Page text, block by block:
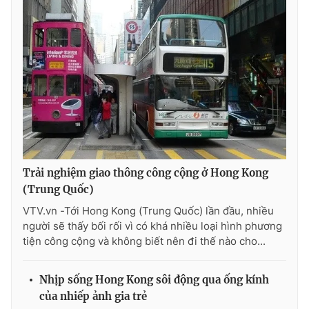
THỜI BÁO VTV
Theo dõi báo trên
Cơ quan chủ quản:Đài Truyền hình Việt Nam
Cơ quan báo chí:Thời báo VTV
Giấy phép hoạt động báo in và báo điện tử số 483/GP-BTTTT
cấp ngày 29/12/2023
Tổng Biên tập:Vũ Thanh Thủy
Nguyễn Trọng Ninh
Tổng đài VTV:024.38 355 931 - 024.38 355 932
Trải nghiệm giao thông công cộng ở Hong Kong
(Trung Quốc)
VTV.vn -Tới Hong Kong (Trung Quốc) lần đầu, nhiều
người sẽ thấy bối rối vì có khá nhiều loại hình phương
tiện công cộng và không biết nên đi thế nào cho...
Nhịp sống Hong Kong sôi động qua ống kính
của nhiếp ảnh gia trẻ